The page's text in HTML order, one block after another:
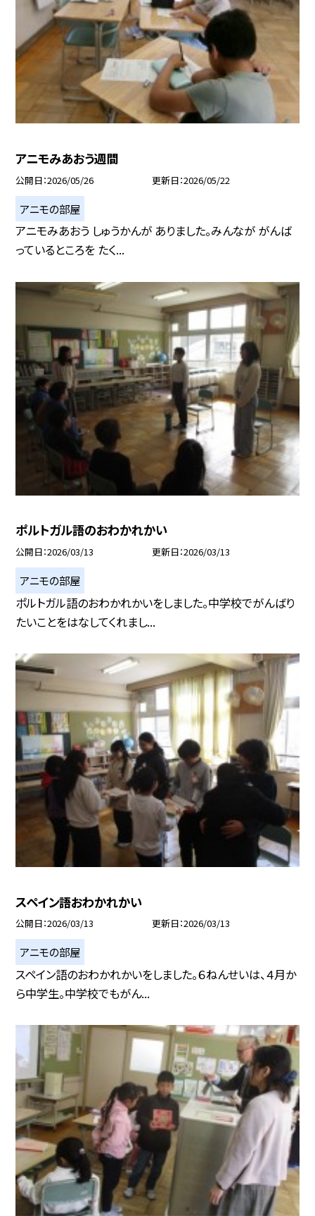
アニモみあおう週間
公開日 2026/05/26 更新日 2026/05/22
アニモの部屋
アニモみあおう しゅうかんが ありました。みんなが がんば
っているところを たく...
ポルトガル語のおわかれかい
公開日 2026/03/13 更新日 2026/03/13
アニモの部屋
ポルトガル語のおわかれかいをしました。中学校でがんばり
たいことをはなしてくれまし...
スペイン語おわかれかい
公開日 2026/03/13 更新日 2026/03/13
アニモの部屋
スペイン語のおわかれかいをしました。６ねんせいは、４月か
ら中学生。中学校でもがん...